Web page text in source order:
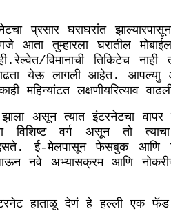
प्रसार घराघरांत झाल्यारपासून
आता तुम्हारला घरातील मोबाईल
.रेल्वेत/विमानाची तिकिटेच नाही
येऊ लागली आहेत.आपल्याु
महिन्यांटत लक्षणीयरित्याव
झाला असून त्यात इंटरनेटचा वापर
विशिष्ट वर्ग असून तो त्याचा
.ई-मेलपासून फेसबुक आणि
नवे अभ्यासक्रम आणि
हाताळू देणं हे हल्ली एक फॅड